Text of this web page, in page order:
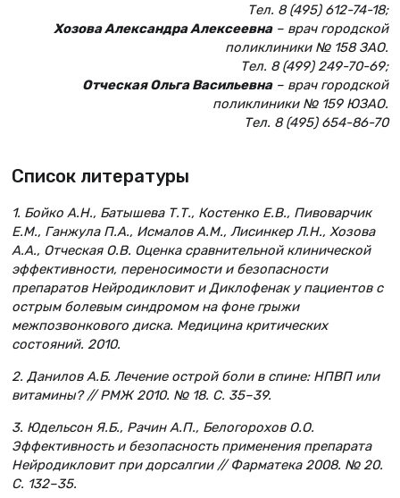
Тел. 8 (495) 612-74-18;
Хозова Александра Алексеевна– врач городской
поликлиники № 158 ЗАО.
Тел. 8 (499) 249-70-69;
Отческая Ольга Васильевна– врач городской
поликлиники № 159 ЮЗАО.
Тел. 8 (495) 654-86-70
Список литературы
1. Бойко А.Н., Батышева Т.Т., Костенко Е.В., Пивоварчик
Е.М., Ганжула П.А., Исмалов А.М., Лисинкер Л.Н., Хозова
А.А., Отческая О.В. Оценка сравнительной клинической
эффективности, переносимости и безопасности
препаратов Нейродикловит и Диклофенак у пациентов с
острым болевым синдромом на фоне грыжи
межпозвонкового диска. Медицина критических
состояний. 2010.
2. Данилов А.Б. Лечение острой боли в спине: НПВП или
витамины? // РМЖ 2010. № 18. С. 35–39.
3. Юдельсон Я.Б., Рачин А.П., Белогорохов О.О.
Эффективность и безопасность применения препарата
Нейродикловит при дорсалгии // Фарматека 2008. № 20.
С. 132–35.